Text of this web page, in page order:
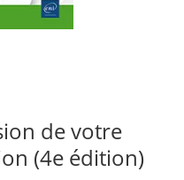
de votre
(4e édition)